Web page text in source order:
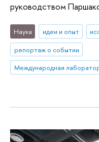
руководством
Наука идеи и опыт
репортаж о событии